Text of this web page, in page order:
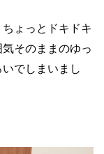
ょっとドキドキ
そのままのゆっ
でしまいまし